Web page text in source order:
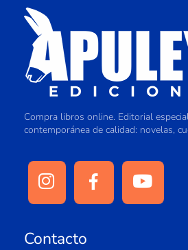
Compra libros online. Editorial
contemporánea de calidad: novelas,
Contacto